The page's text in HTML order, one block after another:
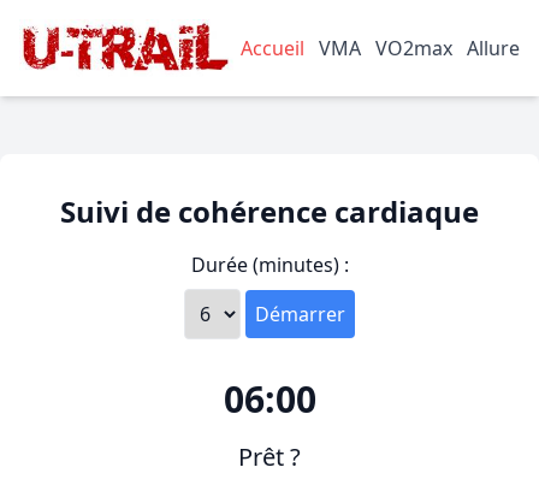
Accueil VMA VO2max Allure
Suivi de cohérence cardiaque
Durée (minutes) :
Démarrer
06:00
Prêt ?